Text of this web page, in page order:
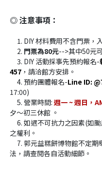
◎ 注意事項：
1. DIY 材料費用不含門票，
2. 門票為80元-->其中50元
3. DIY 活動採事先預約報名-
457 ，請洽館方安排。
4. 預約團體報名-Line ID:
17:00)
5. 營業時間: 週一 ~ 週日，
夕～初三休館 。
6. 如遇不可抗力之因素(如
之權利。
7. 郭元益糕餅博物館不定期
法，請查閱各自活動細節。